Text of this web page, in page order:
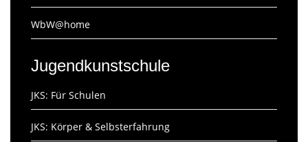
WbW@home
Jugendkunstschule
JKS: Für Schulen
JKS: Körper & Selbsterfahrung